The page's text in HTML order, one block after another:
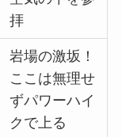
拝
岩場の激坂！
ここは無理せ
ずパワーハイ
クで上る